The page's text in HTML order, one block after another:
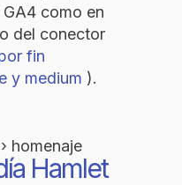
como en
del conector
fin
y medium ).
homenaje
Hamlet